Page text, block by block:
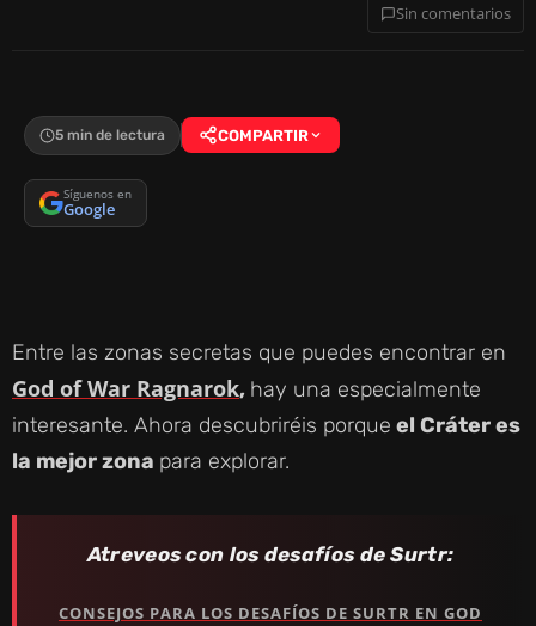
Sin comentarios
5 min de lectura COMPARTIR
Síguenos en
Google
Entre las zonas secretas que puedes encontrar en
God of War Ragnarok, hay una especialmente
interesante. Ahora descubriréis porque el Cráter es
la mejor zona para explorar.
Atreveos con los desafíos de Surtr:
CONSEJOS PARA LOS DESAFÍOS DE SURTR EN GOD